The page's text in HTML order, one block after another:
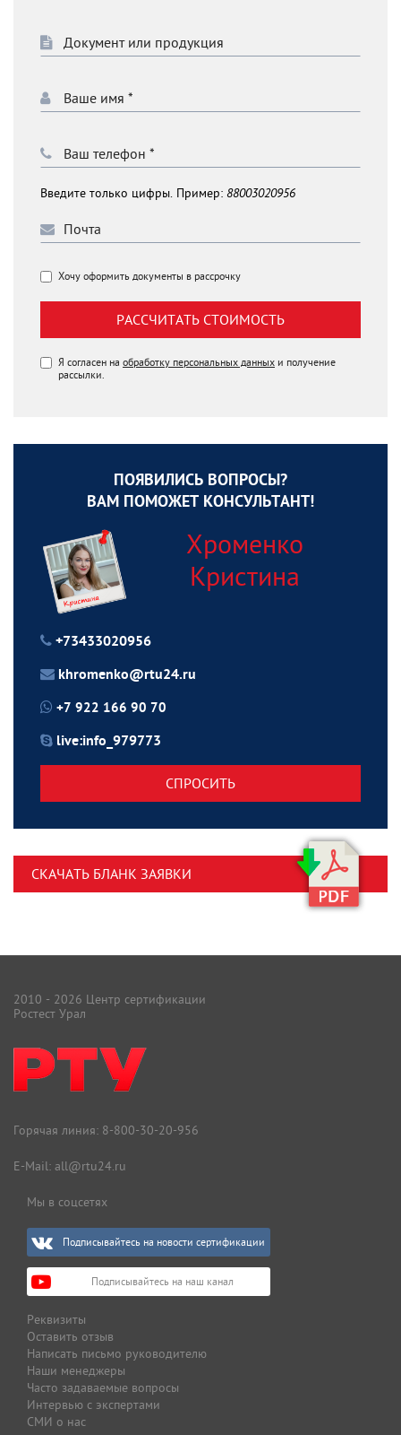
Введите только цифры. Пример: 88003020956
Хочу оформить документы в рассрочку
РАССЧИТАТЬ СТОИМОСТЬ
Я согласен на обработку персональных данных и получение
рассылки.
ПОЯВИЛИСЬ ВОПРОСЫ?
ВАМ ПОМОЖЕТ КОНСУЛЬТАНТ!
Хроменко
Кристина
+73433020956
khromenko@rtu24.ru
+7 922 166 90 70
live:info_979773
СПРОСИТЬ
СКАЧАТЬ БЛАНК ЗАЯВКИ
2010 - 2026 Центр сертификации
Ростест Урал
Горячая линия: 8-800-30-20-956
E-Mail: all@rtu24.ru
Мы в соцсетях
Подписывайтесь на новости сертификации
Подписывайтесь на наш канал
Реквизиты
Оставить отзыв
Написать письмо руководителю
Наши менеджеры
Часто задаваемые вопросы
Интервью с экспертами
СМИ о нас